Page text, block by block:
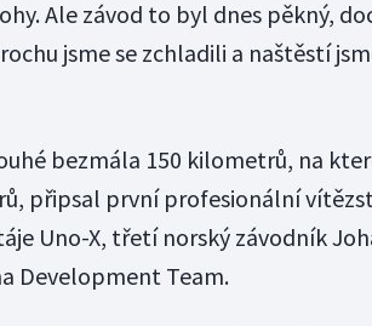
Ale závod to byl dnes pěkný,
jsme se zchladili a naštěstí
bezmála 150 kilometrů, na
připsal první profesionální
Uno-X, třetí norský závodník
Development Team.